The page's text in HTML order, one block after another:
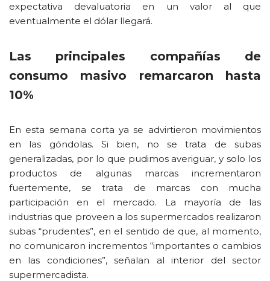
expectativa devaluatoria en un valor al que
eventualmente el dólar llegará.
Las principales compañías de
consumo masivo remarcaron hasta
10%
En esta semana corta ya se advirtieron movimientos
en las góndolas. Si bien, no se trata de subas
generalizadas, por lo que pudimos averiguar, y solo los
productos de algunas marcas incrementaron
fuertemente, se trata de marcas con mucha
participación en el mercado. La mayoría de las
industrias que proveen a los supermercados realizaron
subas “prudentes”, en el sentido de que, al momento,
no comunicaron incrementos “importantes o cambios
en las condiciones”, señalan al interior del sector
supermercadista.